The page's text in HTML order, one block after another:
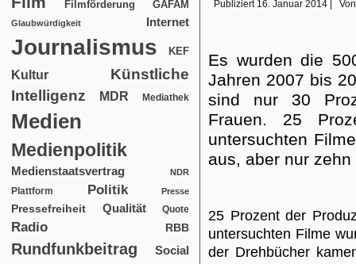
Filmförderung GAFAM
Glaubwürdigkeit Internet
Journalismus KEF
Kultur
Künstliche
Intelligenz
MDR Mediathek
Medien
Medienpolitik
Medienstaatsvertrag NDR
Plattform Politik Presse
Pressefreiheit Qualität Quote
Radio RBB
Rundfunkbeitrag
Social
Publiziert 16. Januar 2014 Von
Es wurden die
Jahren 2007 bis
sind nur 30
Frauen. 25
untersuchten
aus, aber nur
25 Prozent der
untersuchten Filme
der Drehbücher